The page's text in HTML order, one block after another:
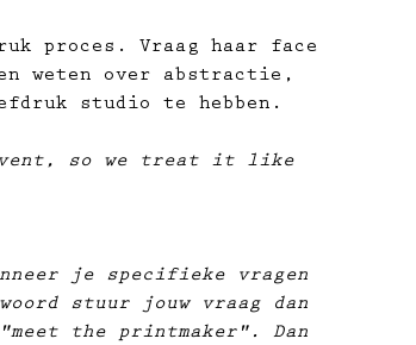
weten over abstractie,
studio te hebben.
event, so we treat it like
je specifieke vragen
stuur jouw vraag dan
the printmaker". Dan